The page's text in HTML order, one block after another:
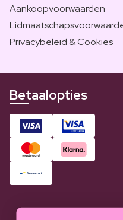
Aankoopvoorwaarden
Privacybeleid & Cookies
Betaalopties